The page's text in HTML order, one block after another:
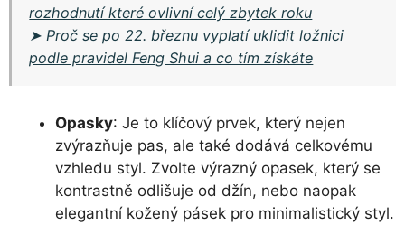
rozhodnutí které ovlivní celý zbytek roku
➤ Proč se po 22. březnu vyplatí uklidit ložnici
podle pravidel Feng Shui a co tím získáte
Opasky: Je to klíčový prvek, který nejen
zvýrazňuje pas, ale také dodává celkovému
vzhledu styl. Zvolte výrazný opasek, který se
kontrastně odlišuje od džín, nebo naopak
elegantní kožený pásek pro minimalistický styl.